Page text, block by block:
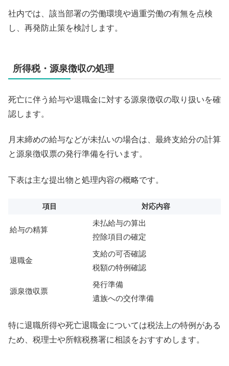
社内では、該当部署の労働環境や過重労働の有無を点検
し、再発防止策を検討します。
所得税・源泉徴収の処理
死亡に伴う給与や退職金に対する源泉徴収の取り扱いを確
認します。
月末締めの給与などが未払いの場合は、最終支給分の計算
と源泉徴収票の発行準備を行います。
下表は主な提出物と処理内容の概略です。
項目 対応内容
給与の精算
未払給与の算出
控除項目の確定
退職金
支給の可否確認
税額の特例確認
源泉徴収票
発行準備
遺族への交付準備
特に退職所得や死亡退職金については税法上の特例がある
ため、税理士や所轄税務署に相談をおすすめします。